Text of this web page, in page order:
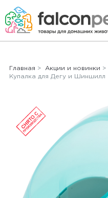
Главная > Акции и новинки >
Купалка для Дегу и Шиншилл